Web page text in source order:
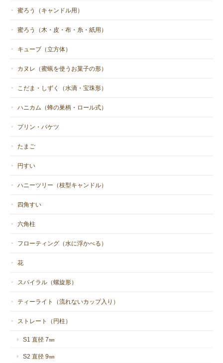
蜜ろう（キャンドル用）
蜜ろう（木・皮・布・糸・紙用）
キューブ（立方体）
カヌレ（蜜蝋を使うお菓子の形）
こだま・しずく（水滴・宝珠形）
ハニカム（蜂の巣柄・ロール式）
プリン・バケツ
たまご
円すい
ハニーツリー（枝型キャンドル）
四角すい
六角柱
フローティング（水に浮かべる）
花
スパイラル（螺旋形）
ティーライト（流れないカップ入り）
ストレート（円柱）
S1 直径 7㎜
S2 直径 9㎜